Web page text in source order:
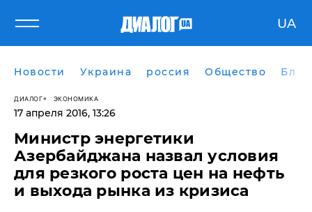
UA
Новости Украина россия Общество
ДИАЛОГ ЭКОНОМИКА
17 апреля 2016, 13:26
Министр энергетики
Азербайджана назвал условия
для резкого роста цен на нефть
и выхода рынка из кризиса